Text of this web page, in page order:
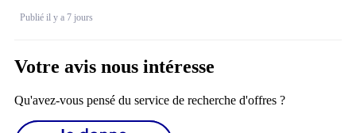
Publié il y a 7 jours
Votre avis nous intéresse
Qu'avez-vous pensé du service de recherche d'offres ?